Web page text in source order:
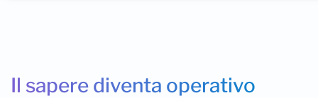
Il sapere diventa operativo